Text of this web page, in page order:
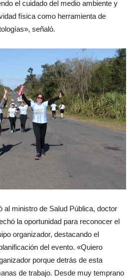
el cuidado del medio ambiente y
física como herramienta de
señaló.
al ministro de Salud Pública, doctor
la oportunidad para reconocer el
organizador, destacando el
del evento. «Quiero
porque detrás de esta
de trabajo. Desde muy temprano